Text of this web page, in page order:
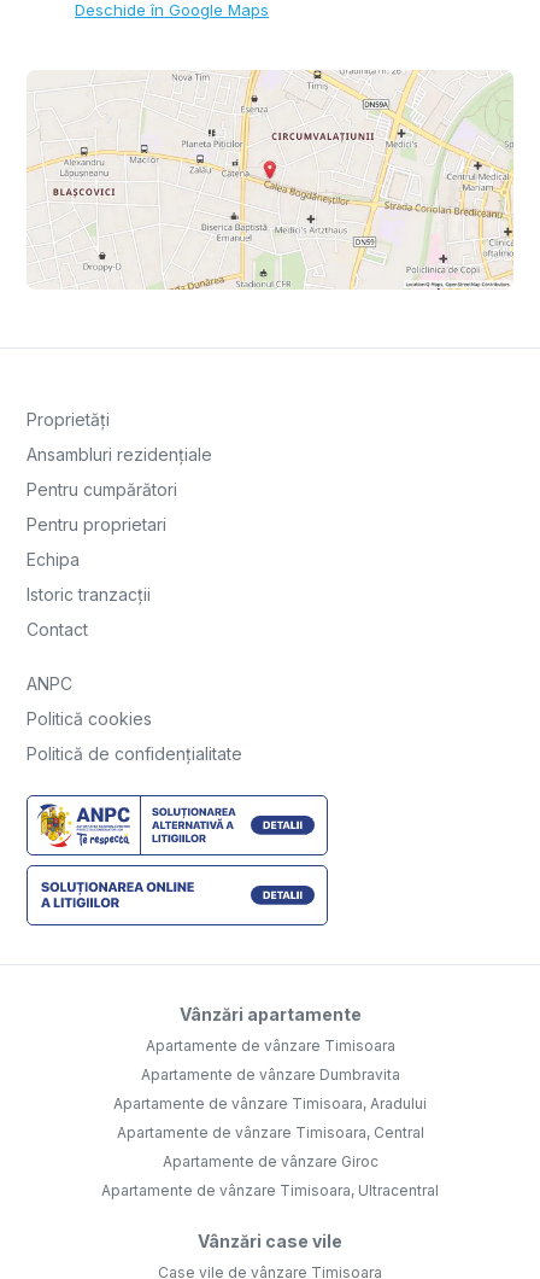
Deschide în Google Maps
Proprietăți
Ansambluri rezidențiale
Pentru cumpărători
Pentru proprietari
Echipa
Istoric tranzacții
Contact
ANPC
Politică cookies
Politică de confidențialitate
Vânzări apartamente
Apartamente de vânzare Timisoara
Apartamente de vânzare Dumbravita
Apartamente de vânzare Timisoara, Aradului
Apartamente de vânzare Timisoara, Central
Apartamente de vânzare Giroc
Apartamente de vânzare Timisoara, Ultracentral
Vânzări case vile
Case vile de vânzare Timisoara